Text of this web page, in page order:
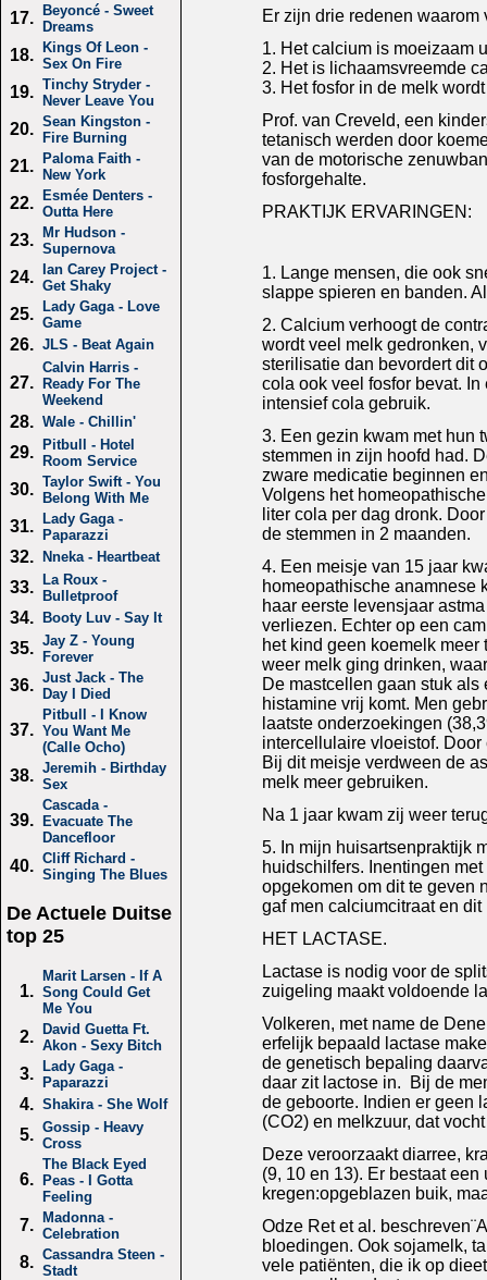
17.
Beyoncé - Sweet
Dreams
18.
Kings Of Leon -
Sex On Fire
19. Tinchy Stryder -
Never Leave You
20. Sean Kingston -
Fire Burning
21.
Paloma Faith -
New York
22.
Esmée Denters -
Outta Here
23.
Mr Hudson -
Supernova
24.
Ian Carey Project -
Get Shaky
25.
Lady Gaga - Love
Game
26. JLS - Beat Again
27.
Calvin Harris -
Ready For The
Weekend
28. Wale - Chillin'
29.
Pitbull - Hotel
Room Service
30. Taylor Swift - You
Belong With Me
31.
Lady Gaga -
Paparazzi
32. Nneka - Heartbeat
33.
La Roux -
Bulletproof
34. Booty Luv - Say It
35. Jay Z - Young
Forever
36. Just Jack - The
Day I Died
37.
Pitbull - I Know
You Want Me
(Calle Ocho)
38. Jeremih - Birthday
Sex
39.
Cascada -
Evacuate The
Dancefloor
40. Cliff Richard -
Singing The Blues
De Actuele Duitse
top 25
1.
Marit Larsen - If A
Song Could Get
Me You
2.
David Guetta Ft.
Akon - Sexy Bitch
3.
Lady Gaga -
Paparazzi
4. Shakira - She Wolf
5. Gossip - Heavy
Cross
6.
The Black Eyed
Peas - I Gotta
Feeling
7.
Madonna -
Celebration
8. Cassandra Steen -
Stadt
Er zijn drie redenen
1. Het calcium is moeizaam
2. Het is lichaamsvreemde
3. Het fosfor in de melk
Prof. van Creveld, een
tetanisch werden door
van de motorische
fosforgehalte.
PRAKTIJK ERVARINGEN:
1. Lange mensen, die ook
slappe spieren en banden.
2. Calcium verhoogt de
wordt veel melk gedronken,
sterilisatie dan bevordert dit
cola ook veel fosfor bevat.
intensief cola gebruik.
3. Een gezin kwam met hun
stemmen in zijn hoofd had.
zware medicatie beginnen
Volgens het
liter cola per dag dronk.
de stemmen in 2 maanden.
4. Een meisje van 15 jaar
homeopathische anamnese
haar eerste levensjaar
verliezen. Echter op een
het kind geen koemelk
weer melk ging drinken,
De mastcellen gaan stuk
histamine vrij komt. Men
laatste onderzoekingen
intercellulaire vloeistof.
Bij dit meisje verdween de
melk meer gebruiken.
Na 1 jaar kwam zij weer
5. In mijn huisartsenpraktijk
huidschilfers. Inentingen
opgekomen om dit te geven
gaf men calciumcitraat en dit
HET LACTASE.
Lactase is nodig voor de
zuigeling maakt voldoende
Volkeren, met name de
erfelijk bepaald lactase
de genetisch bepaling
daar zit lactose in. Bij de
de geboorte. Indien er geen
(CO2) en melkzuur, dat
Deze veroorzaakt diarree,
(9, 10 en 13). Er bestaat
kregen:opgeblazen buik,
Odze Ret et al.
bloedingen. Ook sojamelk,
vele patiënten, die ik op